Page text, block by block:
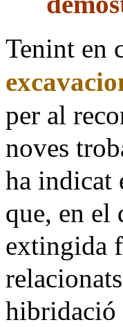
Tenint en
per al
noves
ha indicat
que, en el
extingida
hibridació